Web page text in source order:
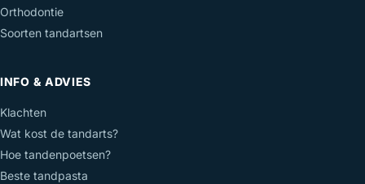
Orthodontie
Soorten tandartsen
INFO & ADVIES
Klachten
Wat kost de tandarts?
Hoe tandenpoetsen?
Beste tandpasta